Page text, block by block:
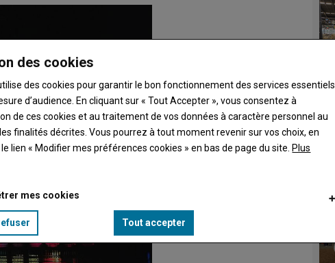
des cookies
des cookies pour garantir le bon fonctionnement des services essentiels
d’audience. En cliquant sur « Tout Accepter », vous consentez à
de ces cookies et au traitement de vos données à caractère personnel au
finalités décrites. Vous pourrez à tout moment revenir sur vos choix, en
lien « Modifier mes préférences cookies » en bas de page du site. Plus
mes cookies
Tout accepter